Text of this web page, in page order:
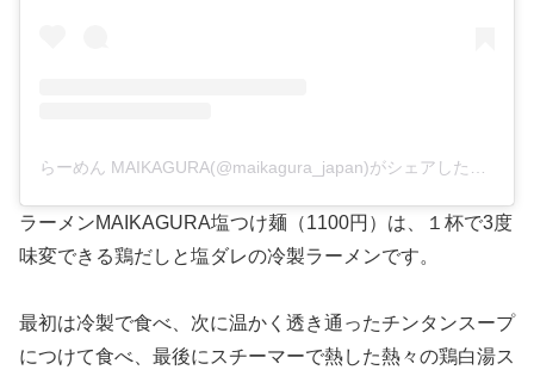
ラーメンMAIKAGURA塩つけ麺（1100円）は、１杯で3度
味変できる鶏だしと塩ダレの冷製ラーメンです。
最初は冷製で食べ、次に温かく透き通ったチンタンスープ
につけて食べ、最後にスチーマーで熱した熱々の鶏白湯ス